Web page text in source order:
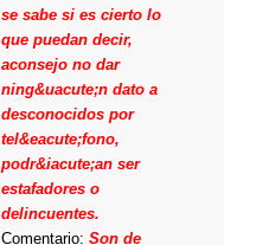
se sabe si es cierto lo
que puedan decir,
aconsejo no dar
ning&uacute;n dato a
desconocidos por
tel&eacute;fono,
podr&iacute;an ser
estafadores o
delincuentes.
Comentario:Son de